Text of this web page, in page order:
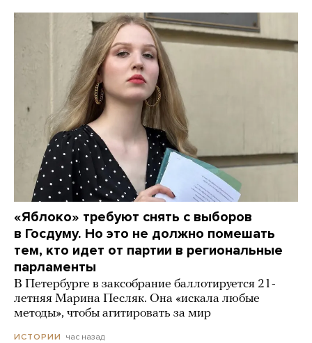
«Яблоко» требуют снять с выборов
в Госдуму. Но это не должно помешать
тем, кто идет от партии в региональные
парламенты
В Петербурге в заксобрание баллотируется 21-
летняя Марина Песляк. Она «искала любые
методы», чтобы агитировать за мир
ИСТОРИИ час назад